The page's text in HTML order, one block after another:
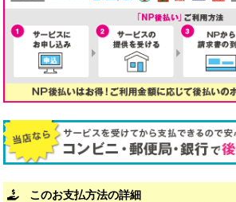
このお支払方法の詳細